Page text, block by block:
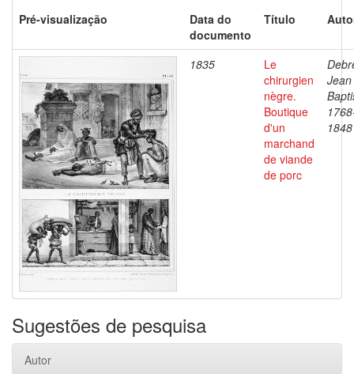
Pré-visualização
Data do
documento
Título
1835
Le
chirurgien
nègre.
Boutique
d'un
marchand
de viande
de porc
Jean
1848
Sugestões de pesquisa
Autor